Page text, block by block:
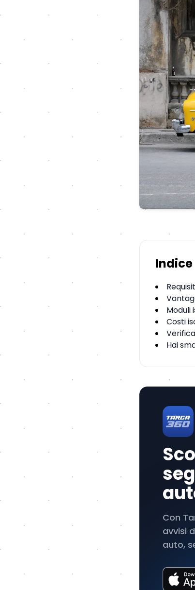
Indice
Moduli
Costi
Hai
Con
avvisi
auto,